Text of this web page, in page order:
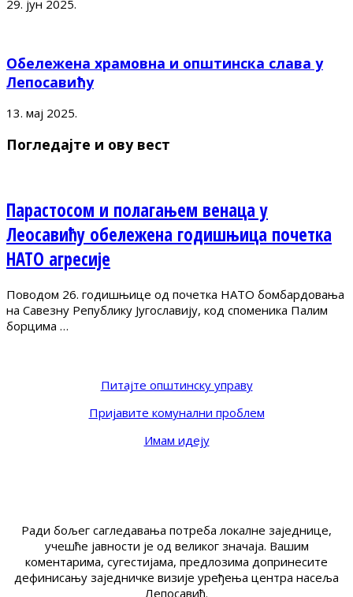
29. јун 2025.
Обележена храмовна и општинска слава у
Лепосавићу
13. мај 2025.
Погледајте и ову вест
Парастосом и полагањем венаца у
Леосавићу обележена годишњица почетка
НАТО агресије
Поводом 26. годишњице од почетка НАТО бомбардовања
на Савезну Републику Југославију, код споменика Палим
борцима …
Питајте општинску управу
Пријавите комунални проблем
Имам идеју
Ради бољег сагледавања потреба локалне заједнице,
учешће јавности је од великог значаја. Вашим
коментарима, сугестијама, предлозима допринесите
дефинисању заједничке визије уређења центра насеља
Лепосавић.